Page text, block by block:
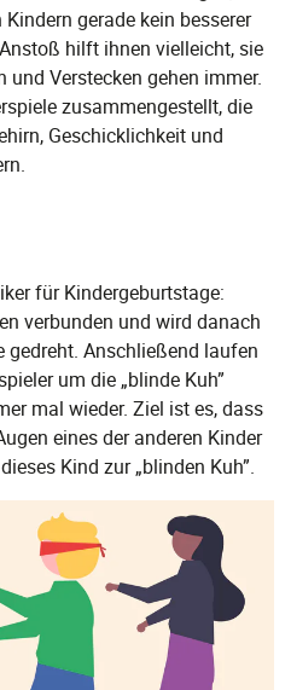
gerade kein besserer
hilft ihnen vielleicht, sie
und Verstecken gehen immer.
zusammengestellt, die
Geschicklichkeit und
für Kindergeburtstage:
verbunden und wird danach
gedreht. Anschließend laufen
um die „blinde Kuh”
mal wieder. Ziel ist es, dass
eines der anderen Kinder
Kind zur „blinden Kuh”.